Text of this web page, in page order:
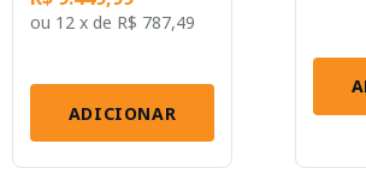
ou 12 x de R$ 787,49
ADICIONAR